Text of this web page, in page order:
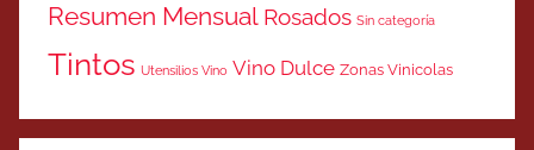
Resumen Mensual Rosados Sin categoría
Tintos Utensilios Vino Vino Dulce Zonas Vinicolas